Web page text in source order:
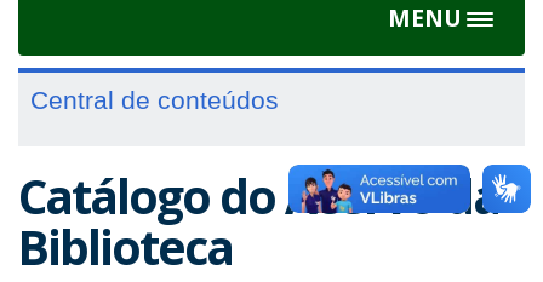
MENU
Toggle
Central de conteúdos
Catálogo do Acervo da
Biblioteca